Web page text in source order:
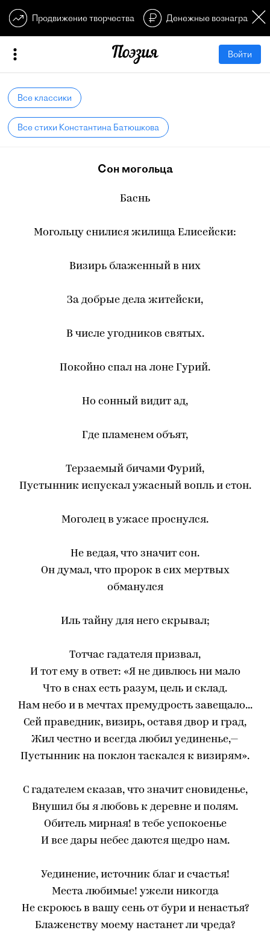
Продвижение творчества Денежные
Войти
Все классики
Все стихи Константина Батюшкова
Сон могольца
Баснь
Могольцу снилися жилища Елисейски:
Визирь блаженный в них
За добрые дела житейски,
В числе угодников святых.
Покойно спал на лоне Гурий.
Но сонный видит ад,
Где пламенем объят,
Терзаемый бичами Фурий,
Пустынник испускал ужасный вопль и стон.
Моголец в ужасе проснулся.
Не ведая, что значит сон.
Он думал, что пророк в сих мертвых
обманулся
Иль тайну для него скрывал;
Тотчас гадателя призвал,
И тот ему в ответ: «Я не дивлюсь ни мало
Что в снах есть разум, цель и склад.
Нам небо и в мечтах премудрость завещало...
Сей праведник, визирь, оставя двор и град,
Жил честно и всегда любил уединенье,—
Пустынник на поклон таскался к визирям».
С гадателем сказав, что значит сновиденье,
Внушил бы я любовь к деревне и полям.
Обитель мирная! в тебе успокоенье
И все дары небес даются щедро нам.
Уединение, источник благ и счастья!
Места любимые! ужели никогда
Не скроюсь в вашу сень от бури и ненастья?
Блаженству моему настанет ли чреда?